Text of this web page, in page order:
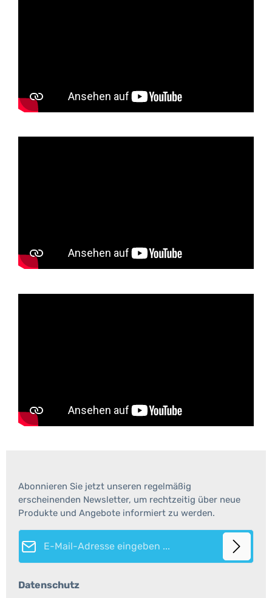
Abonnieren Sie jetzt unseren regelmäßig
erscheinenden Newsletter, um rechtzeitig über neue
Produkte und Angebote informiert zu werden.
E-Mail-Adresse*
Datenschutz